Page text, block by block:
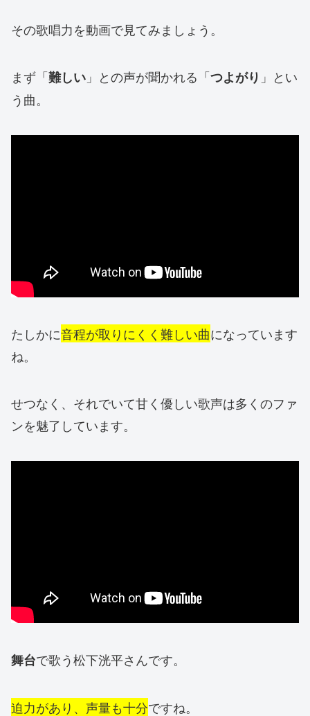
その歌唱力を動画で見てみましょう。
まず「難しい 」との声が聞かれる「つよがり 」とい
う曲。
たしかに音程が取りにくく難しい曲になっています
ね。
せつなく、それでいて甘く優しい歌声は多くのファ
ンを魅了しています。
舞台で歌う松下洸平さんです。
迫力があり、声量も十分ですね。